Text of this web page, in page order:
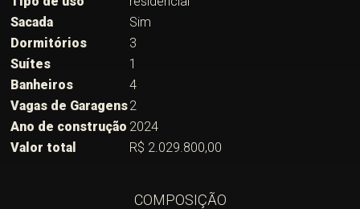
Sacada
Sim
Dormitórios
3
Suítes
1
Banheiros
4
Vagas de Garagens2
Ano de construção 2024
Valor total
R$ 2.029.800,00
COMPOSIÇÃO